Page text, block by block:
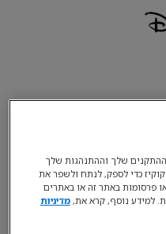
שלך וההתנהגות שלך
קוקיז כדי לספק, לנתח ולשפר את
פרסומות באתר זה או באתרים
למידע נוסף, קרא את,מדיניות